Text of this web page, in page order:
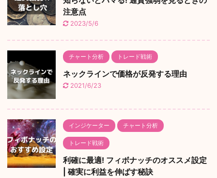
注意点
2023/5/6
チャート分析 トレード戦術
ネックラインで価格が反発する理由
2021/6/23
インジケーター チャート分析
トレード戦術
利確に最適! フィボナッチのオススメ設定
| 確実に利益を伸ばす秘訣